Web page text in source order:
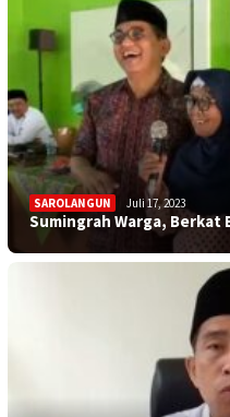
SAROLANGUN Juli 17, 2023
Sumingrah Warga, Berkat